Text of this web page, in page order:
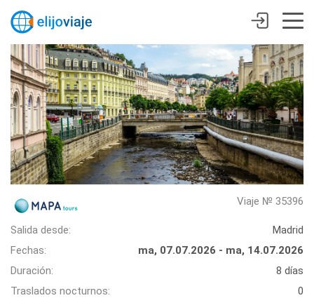
Viaje № 35396
Salida desde:
Madrid
Fechas:
ma, 07.07.2026 - ma, 14.07.2026
Duración:
8 días
Traslados nocturnos:
0